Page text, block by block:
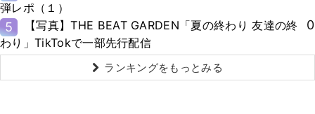
弾レポ（１）
5
【写真】THE BEAT GARDEN「夏の終わり 友達の終
わり」TikTokで一部先行配信
0
ランキングをもっとみる